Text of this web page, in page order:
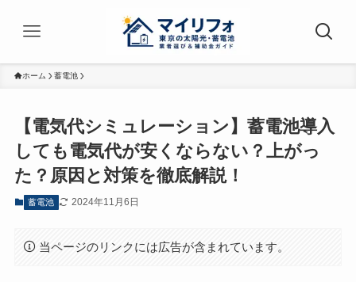
ホーム 蓄電池
【電気代シミュレーション】蓄電池導入
しても電気代が安くならない？上がっ
た？原因と対策を徹底解説！
蓄電池 2024年11月6日
当ページのリンクには広告が含まれています。